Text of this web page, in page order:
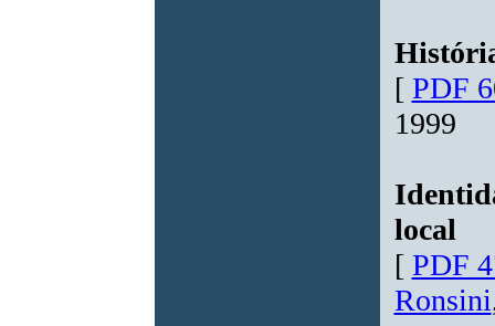
[ PDF
1999
local
[ PDF
Ronsini